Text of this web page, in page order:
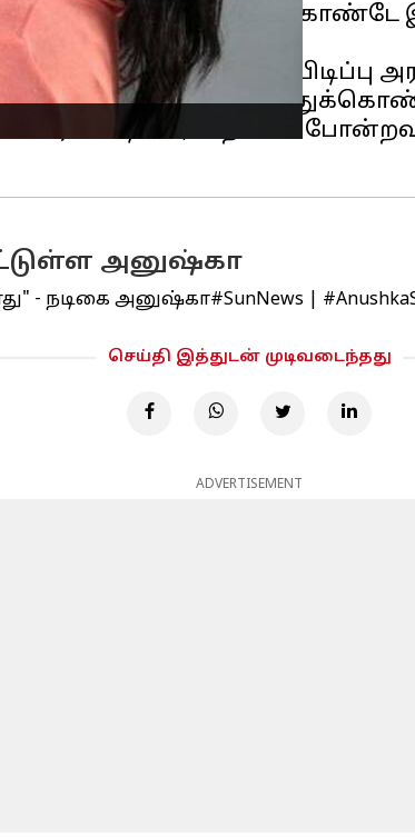
தொடர்ந்து
முடியாது.
20 நிமிடங்கள்
டிபன், ஸ்நாக்ஸ்
அனுஷ்கா
- நடிகை அனுஷ்கா#SunNews
செய்தி இத்துடன் முடிவடைந்தது
ADVERTISEMENT